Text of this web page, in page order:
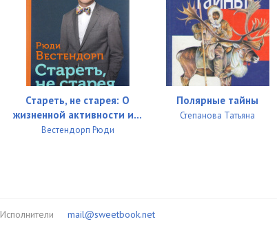
Стареть, не старея: О
жизненной активности и...
Вестендорп Рюди
Полярные тайны
Степанова Татьяна
Исполнители mail@sweetbook.net